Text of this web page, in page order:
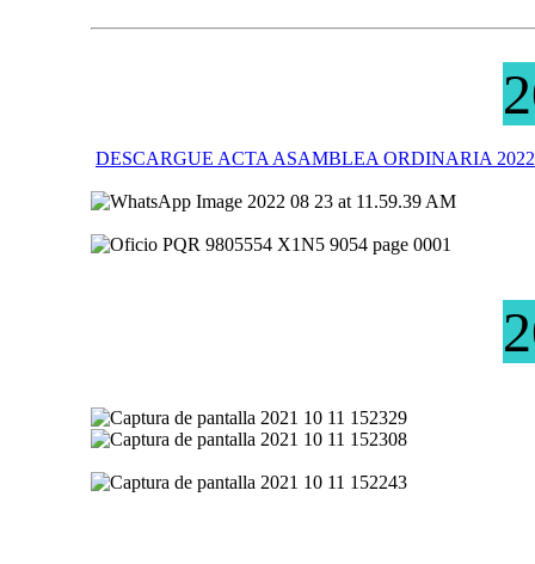
DESCARGUE ACTA ASAMBLEA ORDINARIA 2022